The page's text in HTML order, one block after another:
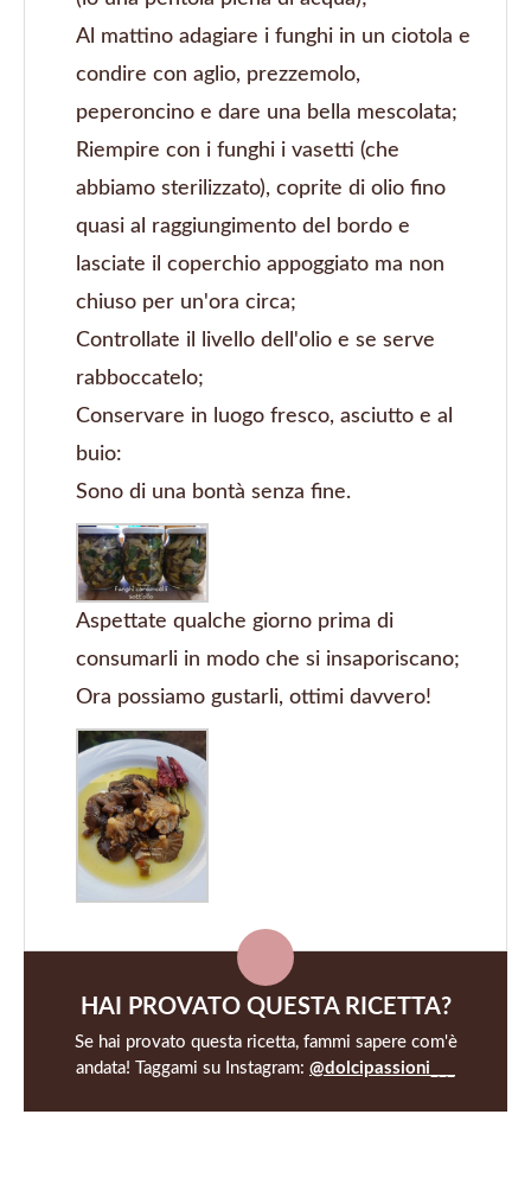
Al mattino adagiare i funghi in un ciotola e
condire con aglio, prezzemolo,
peperoncino e dare una bella mescolata;
Riempire con i funghi i vasetti (che
abbiamo sterilizzato), coprite di olio fino
quasi al raggiungimento del bordo e
lasciate il coperchio appoggiato ma non
chiuso per un'ora circa;
Controllate il livello dell'olio e se serve
rabboccatelo;
Conservare in luogo fresco, asciutto e al
buio:
Sono di una bontà senza fine.
Aspettate qualche giorno prima di
consumarli in modo che si insaporiscano;
Ora possiamo gustarli, ottimi davvero!
HAI PROVATO QUESTA RICETTA?
Se hai provato questa ricetta, fammi sapere com'è
andata! Taggami su Instagram: @dolcipassioni___